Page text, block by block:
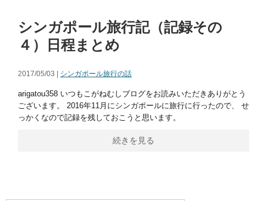
シンガポール旅行記（記録その
４）日程まとめ
2017/05/03 | シンガポール旅行の話
arigatou358 いつもこがねむしブログをお読みいただきありがとう
ございます。 2016年11月にシンガポールに旅行に行ったので、 せ
っかくなので記録を残しておこうと思います。
続きを見る